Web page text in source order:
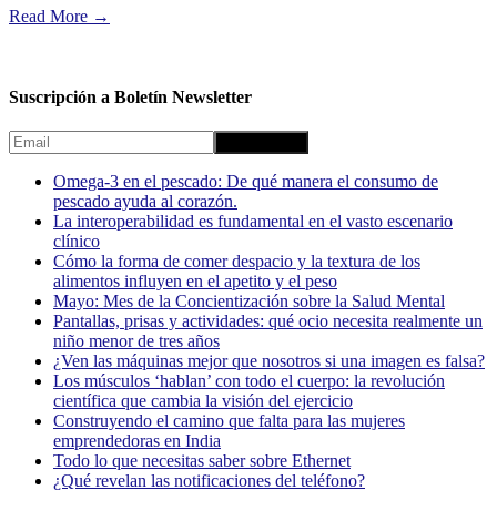
Read More →
Suscripción a Boletín Newsletter
Omega-3 en el pescado: De qué manera el consumo de
pescado ayuda al corazón.
La interoperabilidad es fundamental en el vasto escenario
clínico
Cómo la forma de comer despacio y la textura de los
alimentos influyen en el apetito y el peso
Mayo: Mes de la Concientización sobre la Salud Mental
Pantallas, prisas y actividades: qué ocio necesita realmente un
niño menor de tres años
¿Ven las máquinas mejor que nosotros si una imagen es falsa?
Los músculos ‘hablan’ con todo el cuerpo: la revolución
científica que cambia la visión del ejercicio
Construyendo el camino que falta para las mujeres
emprendedoras en India
Todo lo que necesitas saber sobre Ethernet
¿Qué revelan las notificaciones del teléfono?